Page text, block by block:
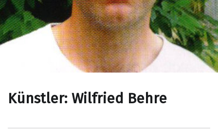
Künstler: Wilfried Behre